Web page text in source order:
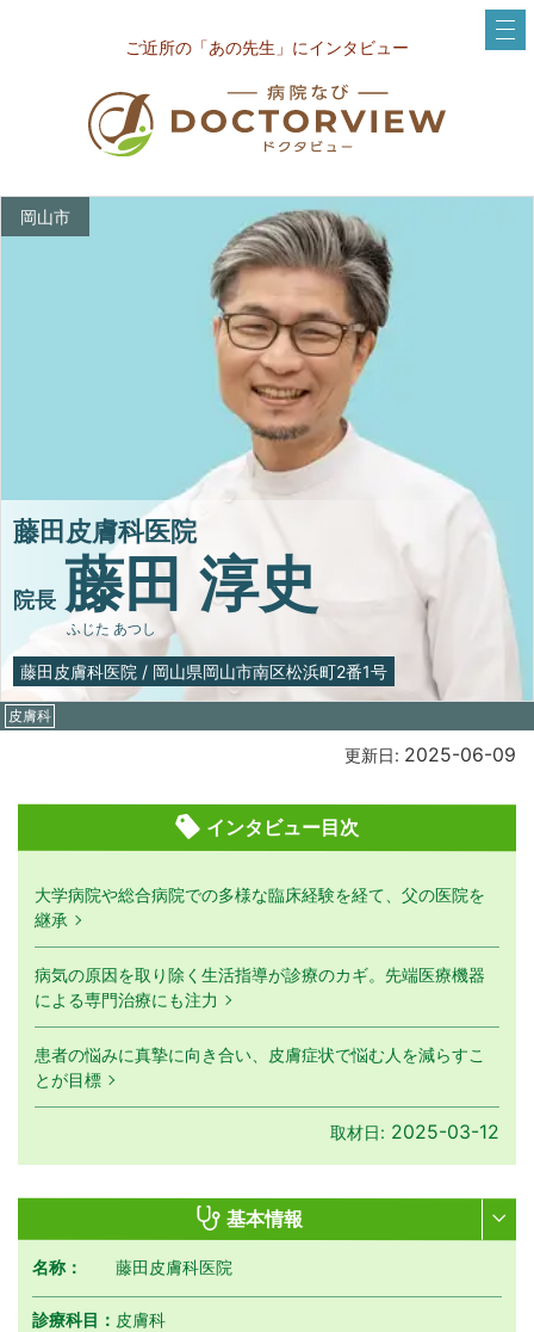
ご近所の「あの先生」にインタビュー
岡山市
藤田皮膚科医院
院長 藤田 淳史
ふじた あつし
藤田皮膚科医院 / 岡山県岡山市南区松浜町2番1号
皮膚科
更新日: 2025-06-09
インタビュー目次
大学病院や総合病院での多様な臨床経験を経て、父の医院を
継承
病気の原因を取り除く生活指導が診療のカギ。先端医療機器
による専門治療にも注力
患者の悩みに真摯に向き合い、皮膚症状で悩む人を減らすこ
とが目標
取材日: 2025-03-12
基本情報
名称： 藤田皮膚科医院
診療科目： 皮膚科